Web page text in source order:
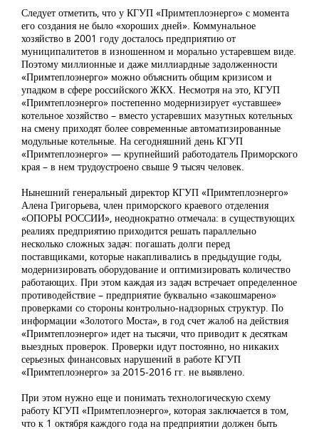
Следует отметить, что у КГУП «Примтеплоэнерго» с момента
его создания не было «хороших дней». Коммунальное
хозяйство в 2001 году досталось предприятию от
муниципалитетов в изношенном и морально устаревшем виде.
Поэтому миллионные и даже миллиардные задолженности
«Примтеплоэнерго» можно объяснить общим кризисом и
упадком в сфере российского ЖКХ. Несмотря на это, КГУП
«Примтеплоэнерго» постепенно модернизирует «уставшее»
котельное хозяйство – вместо устаревших мазутных котельных
на смену приходят более современные автоматизированные
модульные котельные. На сегодняшний день КГУП
«Примтеплоэнерго» — крупнейший работодатель Приморского
края – в нем трудоустроено свыше 9 тысяч человек.
Нынешний генеральный директор КГУП «Примтеплоэнерго»
Алена Григорьева, член приморского краевого отделения
«ОПОРЫ РОССИИ», неоднократно отмечала: в существующих
реалиях предприятию приходится решать параллельно
несколько сложных задач: погашать долги перед
поставщиками, которые накапливались в предыдущие годы,
модернизировать оборудование и оптимизировать количество
работающих. При этом каждая из задач встречает определенное
противодействие – предприятие буквально «закошмарено»
проверками со стороны контрольно-надзорных структур. По
информации «Золотого Моста», в год счет жалоб на действия
«Примтеплоэнерго» идет на тысячи, что приводит к десяткам
выездных проверок. Проверки идут постоянно, но никаких
серьезных финансовых нарушений в работе КГУП
«Примтеплоэнерго» за 2015-2016 гг. не выявлено.
При этом нужно еще и понимать технологическую схему
работу КГУП «Примтеплоэнерго», которая заключается в том,
что к 1 октября каждого года на предприятии должен быть